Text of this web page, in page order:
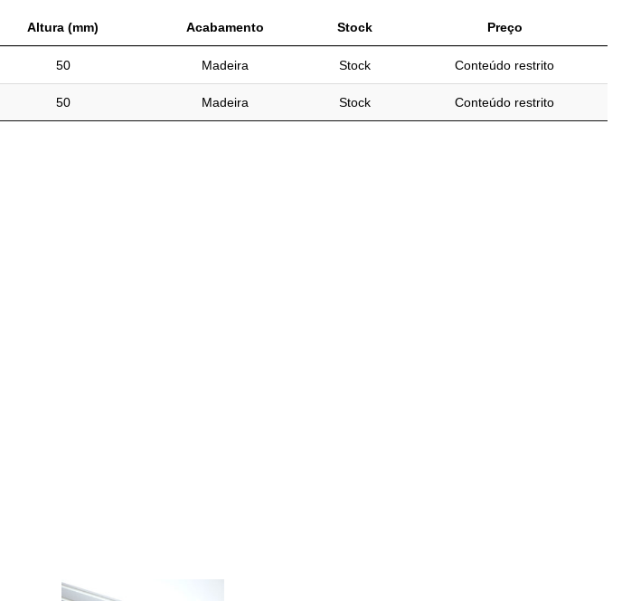
Altura (mm) Acabamento Stock Preço
50 Madeira Stock Conteúdo restrito
50 Madeira Stock Conteúdo restrito